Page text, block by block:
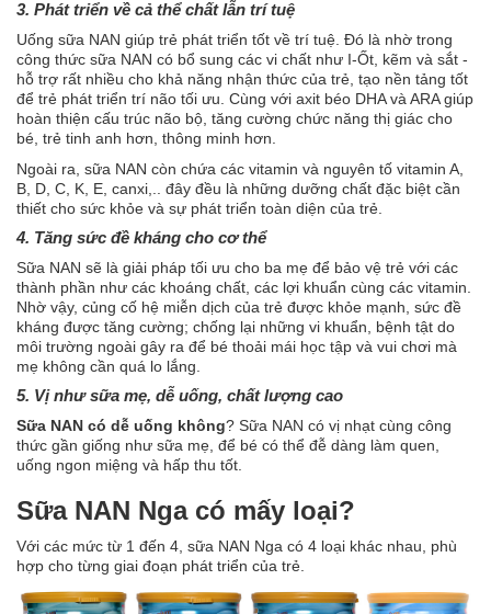
3. Phát triển về cả thể chất lẫn trí tuệ
Uống sữa NAN giúp trẻ phát triển tốt về trí tuệ. Đó là nhờ trong
công thức sữa NAN có bổ sung các vi chất như I-Ốt, kẽm và sắt -
hỗ trợ rất nhiều cho khả năng nhận thức của trẻ, tạo nền tảng tốt
để trẻ phát triển trí não tối ưu. Cùng với axit béo DHA và ARA giúp
hoàn thiện cấu trúc não bộ, tăng cường chức năng thị giác cho
bé, trẻ tinh anh hơn, thông minh hơn.
Ngoài ra, sữa NAN còn chứa các vitamin và nguyên tố vitamin A,
B, D, C, K, E, canxi,.. đây đều là những dưỡng chất đặc biệt cần
thiết cho sức khỏe và sự phát triển toàn diện của trẻ.
4. Tăng sức đề kháng cho cơ thể
Sữa NAN sẽ là giải pháp tối ưu cho ba mẹ để bảo vệ trẻ với các
thành phần như các khoáng chất, các lợi khuẩn cùng các vitamin.
Nhờ vậy, củng cố hệ miễn dịch của trẻ được khỏe mạnh, sức đề
kháng được tăng cường; chống lại những vi khuẩn, bệnh tật do
môi trường ngoài gây ra để bé thoải mái học tập và vui chơi mà
mẹ không cần quá lo lắng.
5. Vị như sữa mẹ, dễ uống, chất lượng cao
Sữa NAN có dễ uống không? Sữa NAN có vị nhạt cùng công
thức gần giống như sữa mẹ, để bé có thể đễ dàng làm quen,
uống ngon miệng và hấp thu tốt.
Sữa NAN Nga có mấy loại?
Với các mức từ 1 đến 4, sữa NAN Nga có 4 loại khác nhau, phù
hợp cho từng giai đoạn phát triển của trẻ.